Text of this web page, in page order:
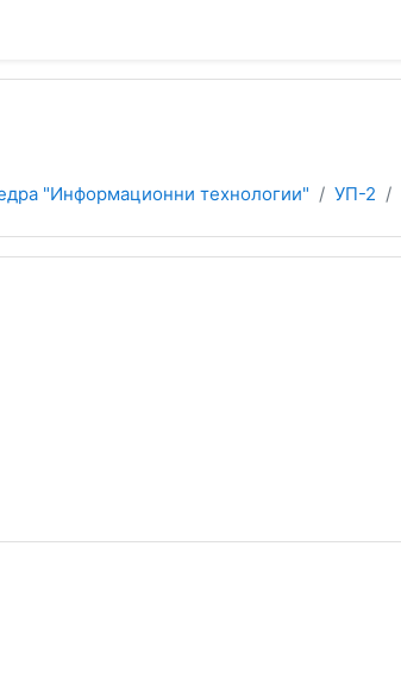
"Информационни технологии" УП-2